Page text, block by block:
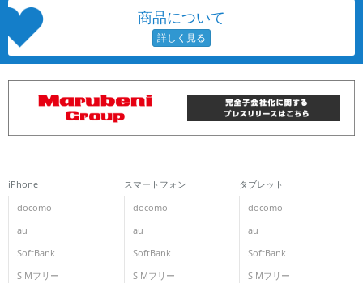
商品について
iPhone
docomo
au
SoftBank
SIMフリー
スマートフォン
docomo
au
SoftBank
SIMフリー
タブレット
docomo
au
SoftBank
SIMフリー